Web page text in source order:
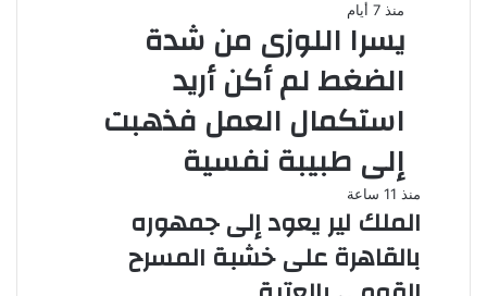
منذ 7 أيام
يسرا اللوزى من شدة
الضغط لم أكن أريد
استكمال العمل فذهبت
إلى طبيبة نفسية
منذ 11 ساعة
الملك لير يعود إلى جمهوره
بالقاهرة على خشبة المسرح